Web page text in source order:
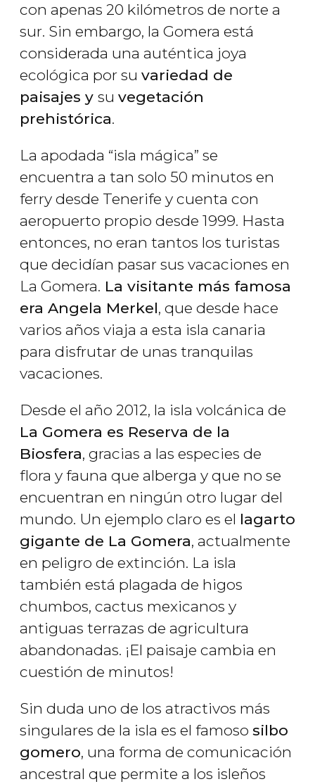
con apenas 20 kilómetros de norte a
sur. Sin embargo, la Gomera está
considerada una auténtica joya
ecológica por su variedad de
paisajes y su vegetación
prehistórica.
La apodada “isla mágica” se
encuentra a tan solo 50 minutos en
ferry desde Tenerife y cuenta con
aeropuerto propio desde 1999. Hasta
entonces, no eran tantos los turistas
que decidían pasar sus vacaciones en
La Gomera. La visitante más famosa
era Angela Merkel, que desde hace
varios años viaja a esta isla canaria
para disfrutar de unas tranquilas
vacaciones.
Desde el año 2012, la isla volcánica de
La Gomera es Reserva de la
Biosfera, gracias a las especies de
flora y fauna que alberga y que no se
encuentran en ningún otro lugar del
mundo. Un ejemplo claro es el lagarto
gigante de La Gomera, actualmente
en peligro de extinción. La isla
también está plagada de higos
chumbos, cactus mexicanos y
antiguas terrazas de agricultura
abandonadas. ¡El paisaje cambia en
cuestión de minutos!
Sin duda uno de los atractivos más
singulares de la isla es el famoso silbo
gomero, una forma de comunicación
ancestral que permite a los isleños